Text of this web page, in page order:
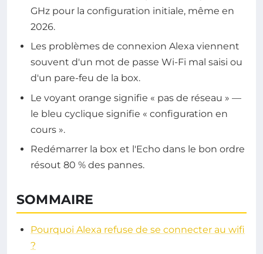
GHz pour la configuration initiale, même en
2026.
Les problèmes de connexion Alexa viennent
souvent d'un mot de passe Wi-Fi mal saisi ou
d'un pare-feu de la box.
Le voyant orange signifie « pas de réseau » —
le bleu cyclique signifie « configuration en
cours ».
Redémarrer la box et l'Echo dans le bon ordre
résout 80 % des pannes.
SOMMAIRE
Pourquoi Alexa refuse de se connecter au wifi
?